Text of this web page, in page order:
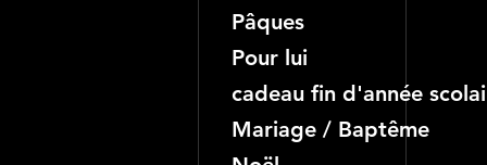
Pâques
Pour lui
cadeau fin d'année
Mariage / Baptême